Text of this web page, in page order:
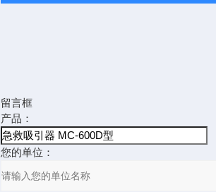
留言框
产品：
您的单位：